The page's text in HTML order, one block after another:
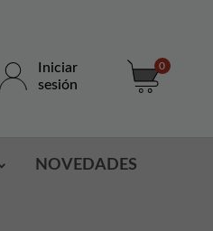
Iniciar
sesión
0
NOVEDADES